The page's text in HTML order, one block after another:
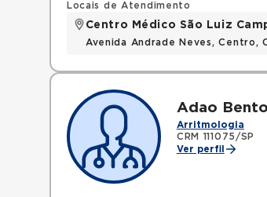
Locais de Atendimento
Centro Médico São Luiz
Avenida Andrade Neves, Centro,
Adao
Arritmologia
CRM 111075/SP
Ver perfil